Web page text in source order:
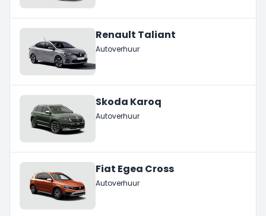
Renault Taliant
Autoverhuur
Skoda Karoq
Autoverhuur
Fiat Egea Cross
Autoverhuur